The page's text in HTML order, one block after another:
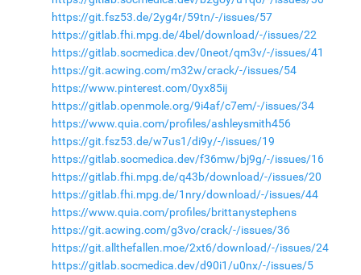
https://git.fsz53.de/2yg4r/59tn/-/issues/57
https://gitlab.fhi.mpg.de/4bel/download/-/issues/22
https://gitlab.socmedica.dev/0neot/qm3v/-/issues/41
https://git.acwing.com/m32w/crack/-/issues/54
https://www.pinterest.com/0yx85ij
https://gitlab.openmole.org/9i4af/c7em/-/issues/34
https://www.quia.com/profiles/ashleysmith456
https://git.fsz53.de/w7us1/di9y/-/issues/19
https://gitlab.socmedica.dev/f36mw/bj9g/-/issues/16
https://gitlab.fhi.mpg.de/q43b/download/-/issues/20
https://gitlab.fhi.mpg.de/1nry/download/-/issues/44
https://www.quia.com/profiles/brittanystephens
https://git.acwing.com/g3vo/crack/-/issues/36
https://git.allthefallen.moe/2xt6/download/-/issues/24
https://gitlab.socmedica.dev/d90i1/u0nx/-/issues/5